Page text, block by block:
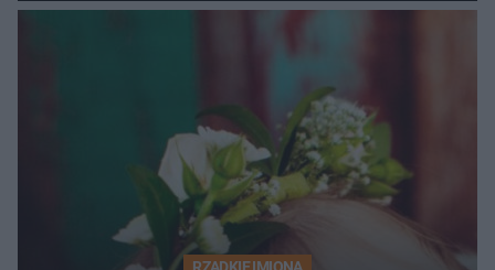
RZADKIE IMIONA